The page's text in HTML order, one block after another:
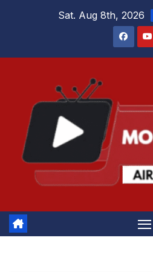
Sat. Aug 8th, 2026